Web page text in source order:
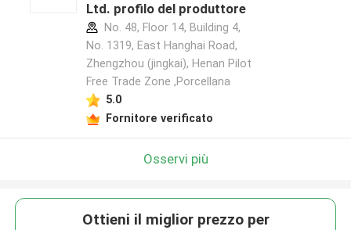
Ltd. profilo del produttore
No. 48, Floor 14, Building 4,
No. 1319, East Hanghai Road,
Zhengzhou (jingkai), Henan Pilot
Free Trade Zone ,Porcellana
5.0
Fornitore verificato
Osservi più
Ottieni il miglior prezzo per